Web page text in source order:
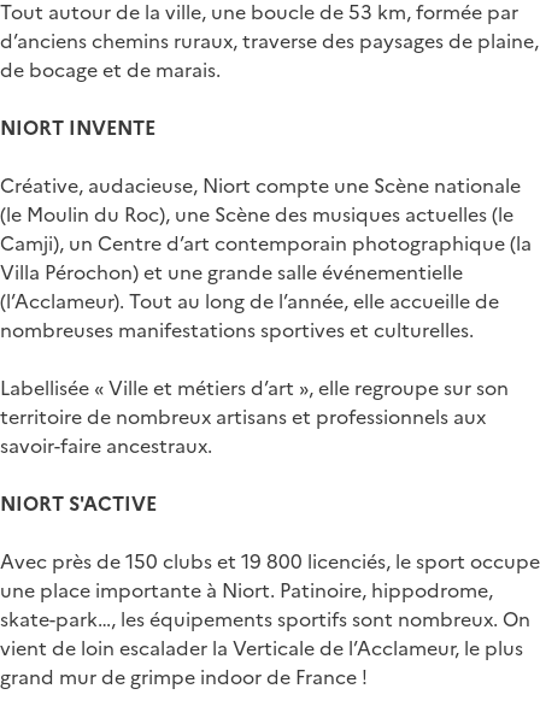
Tout autour de la ville, une boucle de 53 km, formée par
d’anciens chemins ruraux, traverse des paysages de plaine,
de bocage et de marais.
NIORT INVENTE
Créative, audacieuse, Niort compte une Scène nationale
(le Moulin du Roc), une Scène des musiques actuelles (le
Camji), un Centre d’art contemporain photographique (la
Villa Pérochon) et une grande salle événementielle
(l’Acclameur). Tout au long de l’année, elle accueille de
nombreuses manifestations sportives et culturelles.
Labellisée « Ville et métiers d’art », elle regroupe sur son
territoire de nombreux artisans et professionnels aux
savoir-faire ancestraux.
NIORT S'ACTIVE
Avec près de 150 clubs et 19 800 licenciés, le sport occupe
une place importante à Niort. Patinoire, hippodrome,
skate-park…, les équipements sportifs sont nombreux. On
vient de loin escalader la Verticale de l’Acclameur, le plus
grand mur de grimpe indoor de France !